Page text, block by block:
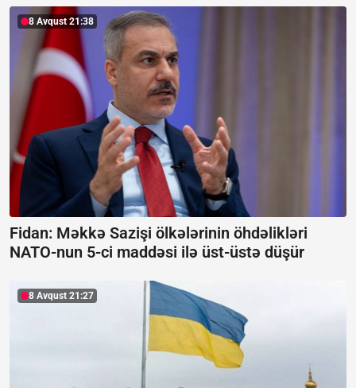
8 Avqust 21:38
Fidan: Məkkə Sazişi ölkələrinin öhdəlikləri
NATO-nun 5-ci maddəsi ilə üst-üstə düşür
8 Avqust 21:27